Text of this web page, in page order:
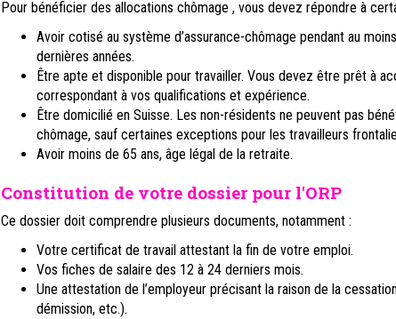
Pour bénéficier des allocations chômage , vous devez répondre à
Avoir cotisé au système d’assurance-chômage pendant au
dernières années.
Être apte et disponible pour travailler. Vous devez être prêt à
correspondant à vos qualifications et expérience.
Être domicilié en Suisse. Les non-résidents ne peuvent pas
chômage, sauf certaines exceptions pour les travailleurs
Avoir moins de 65 ans, âge légal de la retraite.
Constitution de votre dossier pour l'ORP
Ce dossier doit comprendre plusieurs documents, notamment :
Votre certificat de travail attestant la fin de votre emploi.
Vos fiches de salaire des 12 à 24 derniers mois.
Une attestation de l’employeur précisant la raison de la
démission, etc.).